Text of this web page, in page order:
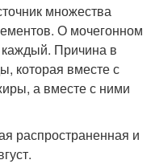
множества
О мочегонном
Причина в
которая вместе с
а вместе с ними
распространенная и